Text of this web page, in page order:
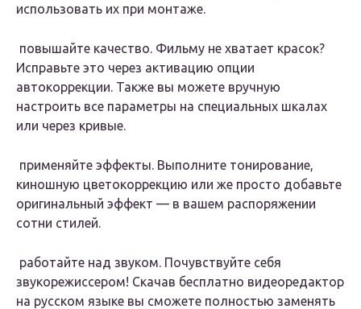
использовать их при монтаже.
️ повышайте качество. Фильму не хватает красок?
Исправьте это через активацию опции
автокоррекции. Также вы можете вручную
настроить все параметры на специальных шкалах
или через кривые.
️ применяйте эффекты. Выполните тонирование,
киношную цветокоррекцию или же просто добавьте
оригинальный эффект — в вашем распоряжении
сотни стилей.
️ работайте над звуком. Почувствуйте себя
звукорежиссером! Скачав бесплатно видеоредактор
на русском языке вы сможете полностью заменять